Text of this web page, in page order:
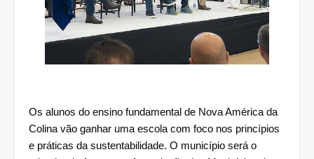
Os alunos do ensino fundamental de Nova América da
Colina vão ganhar uma escola com foco nos princípios
e práticas da sustentabilidade. O município será o